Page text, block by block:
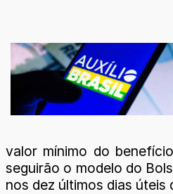
valor mínimo do
seguirão o modelo do
nos dez últimos dias úteis